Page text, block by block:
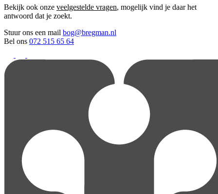
Bekijk ook onze veelgestelde vragen, mogelijk vind je daar het
antwoord dat je zoekt.
Stuur ons een mail bog@bregman.nl
Bel ons 072 515 65 64